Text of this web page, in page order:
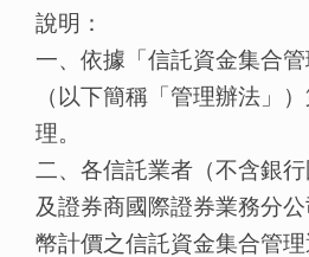
說明：
一、依據「信託資金集合管
（以下簡稱「管理辦法」
理。
二、各信託業者（不含銀
及證券商國際證券業務分
幣計價之信託資金集合管